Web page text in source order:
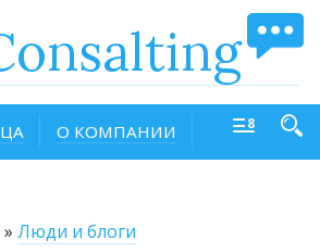
О КОМПАНИИ
» Люди и блоги